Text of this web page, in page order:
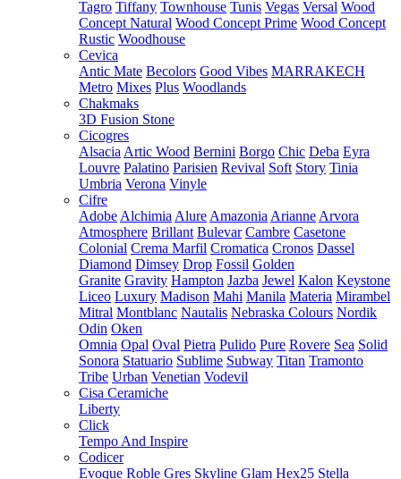
Tagro Tiffany Townhouse Tunis Vegas Versal Wood
Concept Natural Wood Concept Prime Wood Concept
Rustic Woodhouse
Cevica
Antic Mate Becolors Good Vibes MARRAKECH
Metro Mixes Plus Woodlands
Chakmaks
3D Fusion Stone
Cicogres
Alsacia Artic Wood Bernini Borgo Chic Deba Eyra
Louvre Palatino Parisien Revival Soft Story Tinia
Umbria Verona Vinyle
Cifre
Adobe Alchimia Alure Amazonia Arianne Arvora
Atmosphere Brillant Bulevar Cambre Casetone
Colonial Crema Marfil Cromatica Cronos Dassel
Diamond Dimsey Drop Fossil Golden
Granite Gravity Hampton Jazba Jewel Kalon Keystone
Liceo Luxury Madison Mahi Manila Materia Mirambel
Mitral Montblanc Nautalis Nebraska Colours Nordik
Odin Oken
Omnia Opal Oval Pietra Pulido Pure Rovere Sea Solid
Sonora Statuario Sublime Subway Titan Tramonto
Tribe Urban Venetian Vodevil
Cisa Ceramiche
Liberty
Click
Tempo And Inspire
Codicer
Evoque Roble Gres Skyline Glam Hex25 Stella